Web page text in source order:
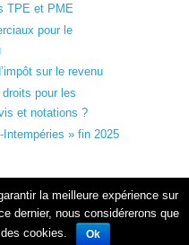
TPE et PME
pour le
sur le revenu
pour les
et notations ?
» fin 2025
- Tous droits réservés
la meilleure expérience sur
dernier, nous considérerons que
cookies.
Ok